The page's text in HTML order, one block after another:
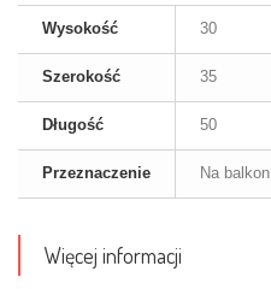
Wysokość 30
Szerokość 35
Długość 50
Przeznaczenie Na balkon
Więcej informacji